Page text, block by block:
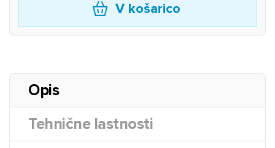
V košarico
Opis
Tehnične lastnosti